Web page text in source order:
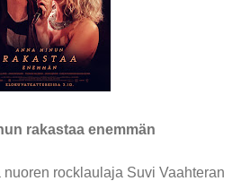
rakastaa enemmän
rocklaulaja Suvi Vaahteran